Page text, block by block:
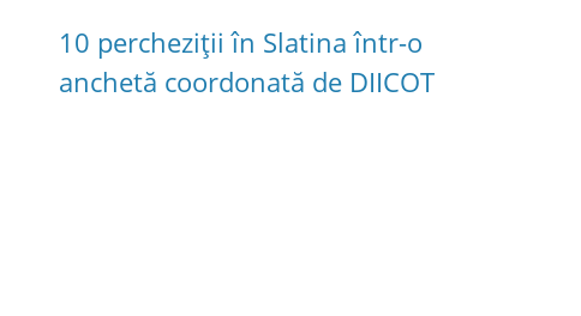
10 percheziții în Slatina într-o
anchetă coordonată de DIICOT